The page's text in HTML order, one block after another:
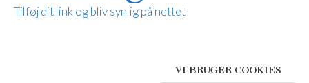
Tilføj dit link og bliv synlig på nettet
VI BRUGER COOKIES